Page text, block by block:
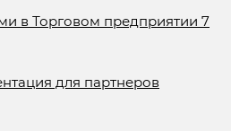
в Торговом предприятии 7
для партнеров